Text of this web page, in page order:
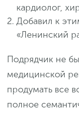
кардиолог,
Добавил к
«Ленинский
Подрядчик не
медицинской
продумать все
полное